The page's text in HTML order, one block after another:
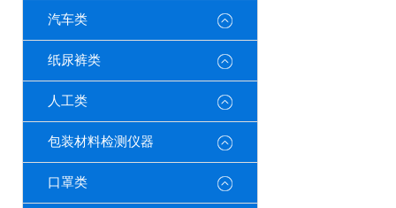
汽车类
纸尿裤类
人工类
包装材料检测仪器
口罩类